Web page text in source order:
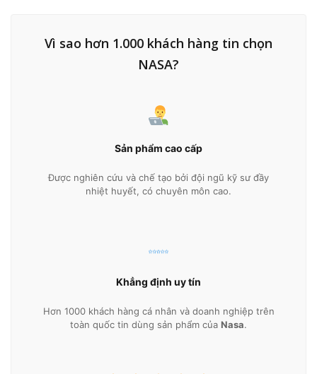
Vì sao hơn 1.000 khách hàng tin chọn
NASA?
Sản phẩm cao cấp
Được nghiên cứu và chế tạo bởi đội ngũ kỹ sư đầy
nhiệt huyết, có chuyên môn cao.
Khẳng định uy tín
Hơn 1000 khách hàng cá nhân và doanh nghiệp trên
toàn quốc tin dùng sản phẩm của Nasa.